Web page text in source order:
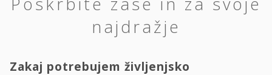
najdražje
Zakaj potrebujem življenjsko